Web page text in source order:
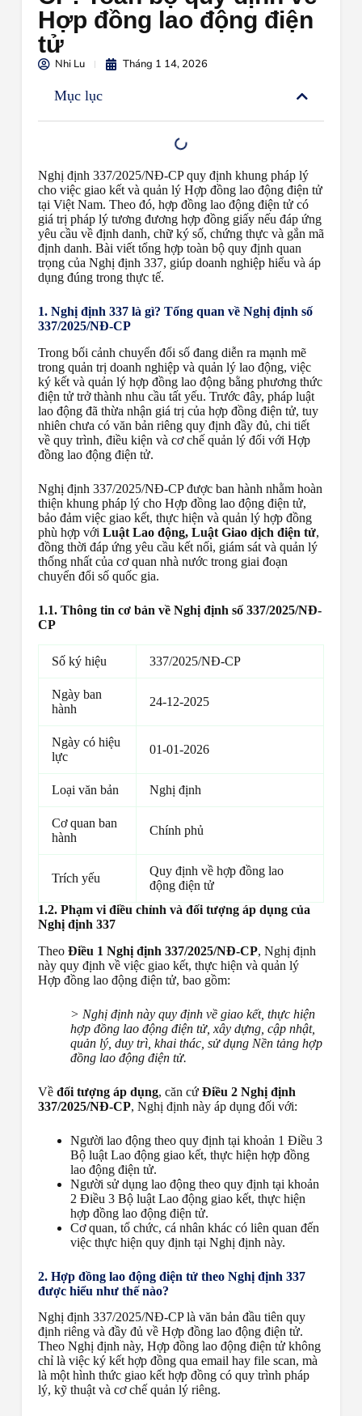
Hợp đồng lao động điện
tử
Nhi Lu Tháng 1 14, 2026
Mục lục
Nghị định 337/2025/NĐ-CP quy định khung pháp lý
cho việc giao kết và quản lý Hợp đồng lao động điện tử
tại Việt Nam. Theo đó, hợp đồng lao động điện tử có
giá trị pháp lý tương đương hợp đồng giấy nếu đáp ứng
yêu cầu về định danh, chữ ký số, chứng thực và gắn mã
định danh. Bài viết tổng hợp toàn bộ quy định quan
trọng của Nghị định 337, giúp doanh nghiệp hiểu và áp
dụng đúng trong thực tế.
1. Nghị định 337 là gì? Tổng quan về Nghị định số
337/2025/NĐ-CP
Trong bối cảnh chuyển đổi số đang diễn ra mạnh mẽ
trong quản trị doanh nghiệp và quản lý lao động, việc
ký kết và quản lý hợp đồng lao động bằng phương thức
điện tử trở thành nhu cầu tất yếu. Trước đây, pháp luật
lao động đã thừa nhận giá trị của hợp đồng điện tử, tuy
nhiên chưa có văn bản riêng quy định đầy đủ, chi tiết
về quy trình, điều kiện và cơ chế quản lý đối với Hợp
đồng lao động điện tử.
Nghị định 337/2025/NĐ-CP được ban hành nhằm hoàn
thiện khung pháp lý cho Hợp đồng lao động điện tử,
bảo đảm việc giao kết, thực hiện và quản lý hợp đồng
phù hợp với Luật Lao động, Luật Giao dịch điện tử,
đồng thời đáp ứng yêu cầu kết nối, giám sát và quản lý
thống nhất của cơ quan nhà nước trong giai đoạn
chuyển đổi số quốc gia.
1.1. Thông tin cơ bản về Nghị định số 337/2025/NĐ-
CP
Số ký hiệu 337/2025/NĐ-CP
Ngày ban
hành
24-12-2025
Ngày có hiệu
lực
01-01-2026
Loại văn bản Nghị định
Cơ quan ban
hành
Chính phủ
Trích yếu
Quy định về hợp đồng lao
động điện tử
1.2. Phạm vi điều chỉnh và đối tượng áp dụng của
Nghị định 337
Theo Điều 1 Nghị định 337/2025/NĐ-CP, Nghị định
này quy định về việc giao kết, thực hiện và quản lý
Hợp đồng lao động điện tử, bao gồm:
> Nghị định này quy định về giao kết, thực hiện
hợp đồng lao động điện tử, xây dựng, cập nhật,
quản lý, duy trì, khai thác, sử dụng Nền tảng hợp
đồng lao động điện tử.
Về đối tượng áp dụng, căn cứ Điều 2 Nghị định
337/2025/NĐ-CP, Nghị định này áp dụng đối với:
Người lao động theo quy định tại khoản 1 Điều 3
Bộ luật Lao động giao kết, thực hiện hợp đồng
lao động điện tử.
Người sử dụng lao động theo quy định tại khoản
2 Điều 3 Bộ luật Lao động giao kết, thực hiện
hợp đồng lao động điện tử.
Cơ quan, tổ chức, cá nhân khác có liên quan đến
việc thực hiện quy định tại Nghị định này.
2. Hợp đồng lao động điện tử theo Nghị định 337
được hiểu như thế nào?
Nghị định 337/2025/NĐ-CP là văn bản đầu tiên quy
định riêng và đầy đủ về Hợp đồng lao động điện tử.
Theo Nghị định này, Hợp đồng lao động điện tử không
chỉ là việc ký kết hợp đồng qua email hay file scan, mà
là một hình thức giao kết hợp đồng có quy trình pháp
lý, kỹ thuật và cơ chế quản lý riêng.